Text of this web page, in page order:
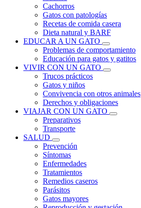
Cachorros
Gatos con patologías
Recetas de comida casera
Dieta natural y BARF
EDUCAR A UN GATO
Problemas de comportamiento
Educación para gatos y gatitos
VIVIR CON UN GATO
Trucos prácticos
Gatos y niños
Convivencia con otros animales
Derechos y obligaciones
VIAJAR CON UN GATO
Preparativos
Transporte
SALUD
Prevención
Síntomas
Enfermedades
Tratamientos
Remedios caseros
Parásitos
Gatos mayores